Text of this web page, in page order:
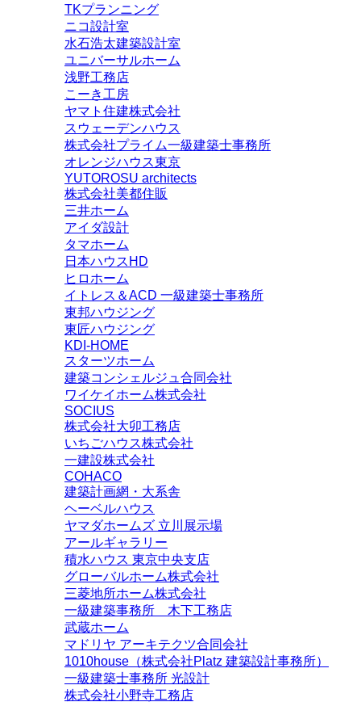
TKプランニング
ニコ設計室
水石浩太建築設計室
ユニバーサルホーム
浅野工務店
こーき工房
ヤマト住建株式会社
スウェーデンハウス
株式会社プライム一級建築士事務所
オレンジハウス東京
YUTOROSU architects
株式会社美都住販
三井ホーム
アイダ設計
タマホーム
日本ハウスHD
ヒロホーム
イトレス＆ACD 一級建築士事務所
東邦ハウジング
東匠ハウジング
KDI-HOME
スターツホーム
建築コンシェルジュ合同会社
ワイケイホーム株式会社
SOCIUS
株式会社大卯工務店
いちごハウス株式会社
一建設株式会社
COHACO
建築計画網・大系舎
ヘーベルハウス
ヤマダホームズ 立川展示場
アールギャラリー
積水ハウス 東京中央支店
グローバルホーム株式会社
三菱地所ホーム株式会社
一級建築事務所 木下工務店
武蔵ホーム
マドリヤ アーキテクツ合同会社
1010house（株式会社Platz 建築設計事務所）
一級建築士事務所 光設計
株式会社小野寺工務店